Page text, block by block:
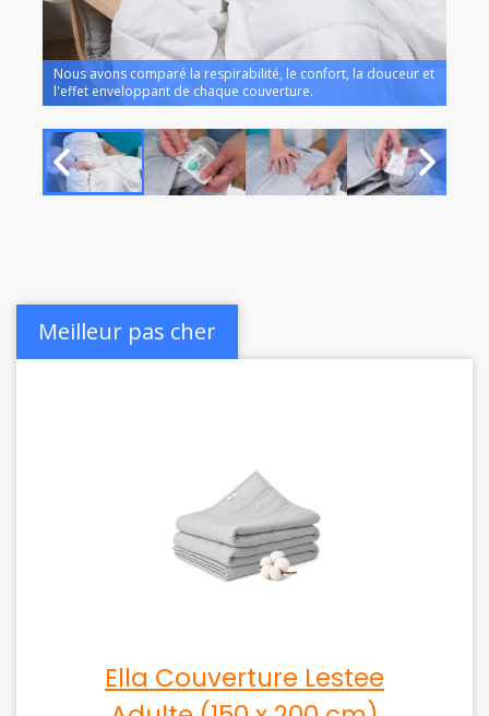
Nous avons comparé la respirabilité, le confort, la douceur et
l'effet enveloppant de chaque couverture.
Meilleur pas cher
Ella Couverture Lestee